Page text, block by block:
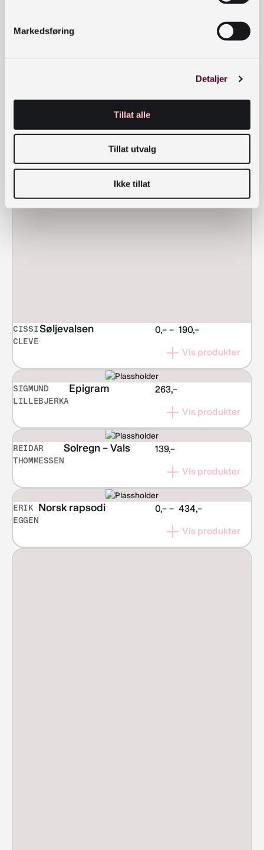
Markedsføring
Detaljer
Tillat alle
Tillat utvalg
Ikke tillat
CISSI
CLEVE
Søljevalsen 0,– – 190,–Prisområde:
til
Vis produkter
SIGMUND
LILLEBJERKA
Epigram
263,–
Vis produkter
REIDAR
THOMMESSEN
Solregn – Vals
139,–
Vis produkter
ERIK
EGGEN
Norsk rapsodi 0,– – 434,–Prisområde:
til
Vis produkter